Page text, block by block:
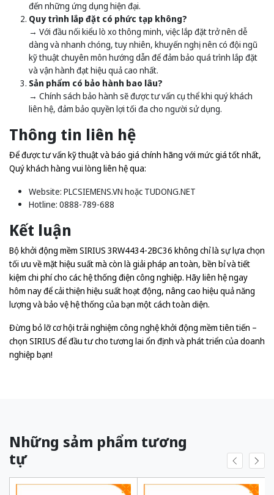
đến những ứng dụng hiện đại.
Quy trình lắp đặt có phức tạp không?
→ Với đầu nối kiểu lò xo thông minh, việc lắp đặt trở nên dễ
dàng và nhanh chóng, tuy nhiên, khuyến nghị nên có đội ngũ
kỹ thuật chuyên môn hướng dẫn để đảm bảo quá trình lắp đặt
và vận hành đạt hiệu quả cao nhất.
Sản phẩm có bảo hành bao lâu?
→ Chính sách bảo hành sẽ được tư vấn cụ thể khi quý khách
liên hệ, đảm bảo quyền lợi tối đa cho người sử dụng.
Thông tin liên hệ
Để được tư vấn kỹ thuật và báo giá chính hãng với mức giá tốt nhất,
Quý khách hàng vui lòng liên hệ qua:
Website: PLCSIEMENS.VN hoặc TUDONG.NET
Hotline: 0888-789-688
Kết luận
Bộ khởi động mềm SIRIUS 3RW4434-2BC36 không chỉ là sự lựa chọn
tối ưu về mặt hiệu suất mà còn là giải pháp an toàn, bền bỉ và tiết
kiệm chi phí cho các hệ thống điện công nghiệp. Hãy liên hệ ngay
hôm nay để cải thiện hiệu suất hoạt động, nâng cao hiệu quả năng
lượng và bảo vệ hệ thống của bạn một cách toàn diện.
Đừng bỏ lỡ cơ hội trải nghiệm công nghệ khởi động mềm tiên tiến –
chọn SIRIUS để đầu tư cho tương lai ổn định và phát triển của doanh
nghiệp bạn!
Những sảm phẩm tương
tự